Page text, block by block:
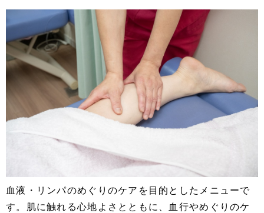
血液・リンパのめぐりのケアを目的としたメニューで
す。肌に触れる心地よさとともに、血行やめぐりのケ